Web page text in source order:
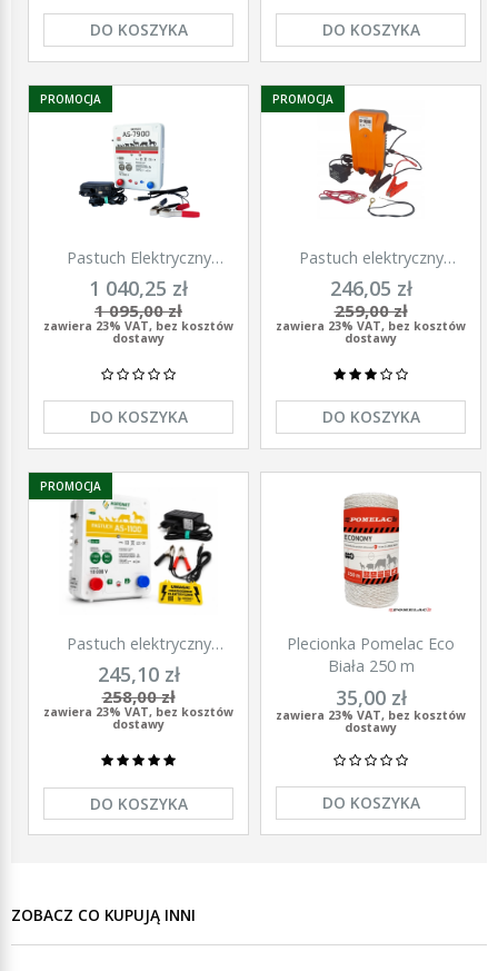
DO KOSZYKA DO KOSZYKA
Pastuch Elektryczny
Elektryzator uniwersalny
Pomelac AS-7900 7,9 Jula
1 040,25 zł
1 095,00 zł
zawiera 23% VAT, bez kosztów
dostawy
DO KOSZYKA
PROMOCJA
Pastuch elektryczny
elektryzator uniwersalny z
zasilaczem 9/12/230V
Unitra - U1000
246,05 zł
259,00 zł
zawiera 23% VAT, bez kosztów
dostawy
DO KOSZYKA
PROMOCJA
Pastuch elektryczny
polski elektryzator
uniwersalny Agronet AS-
1100 12V/230
245,10 zł
258,00 zł
zawiera 23% VAT, bez kosztów
dostawy
DO KOSZYKA
PROMOCJA
Plecionka Pomelac Eco
Biała 250 m
35,00 zł
zawiera 23% VAT, bez kosztów
dostawy
DO KOSZYKA
ZOBACZ CO KUPUJĄ INNI